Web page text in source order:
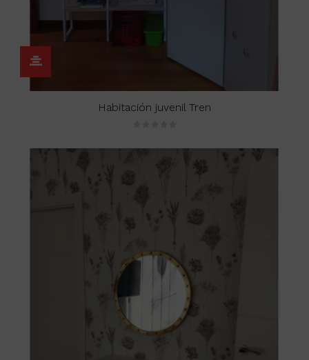
Habitación juvenil Tren